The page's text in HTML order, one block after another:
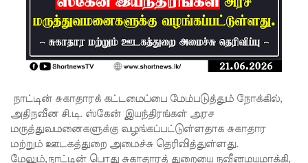
சட்டமூலம்
ச்சாலையி
லும்
விசேட
நாட்டின் சுகாதாரக் கட்டமைப்பை மேம்படுத்தும் நோக்கில்,
அதிநவீன சி.டி. ஸ்கேன் இயந்திரங்கள் அரச
மருத்துவமனைகளுக்கு வழங்கப்பட்டுள்ளதாக சுகாதார
மற்றும் ஊடகத்துறை அமைச்சு தெரிவித்துள்ளது.
மேலும்,நாட்டின் பொது சுகாதாரத் துறையை நவீனமயமாக்கி,